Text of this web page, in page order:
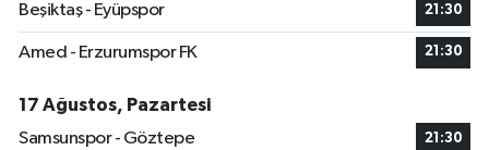
Beşiktaş - Eyüpspor 21:30
Amed - Erzurumspor FK 21:30
17 Ağustos, Pazartesi
Samsunspor - Göztepe
21:30